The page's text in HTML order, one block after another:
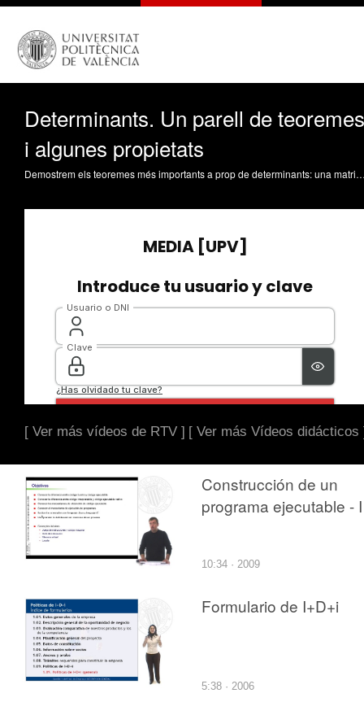
Determinants. Un parell de teoremes
i algunes propietats
Demostrem els teoremes més importants a prop de determinants: una matriu és invertible si i només si el seu determinant és no nul i el determinant del producte és el producte dels determinants. A més a més, provem que el determinant d'una matriu i el de la transposada d'aquesta matriu són iguals i en
[ Ver más vídeos de RTV ] [ Ver más Vídeos didácticos
Construcción de un
programa ejecutable - I
10:34 · 2009
Formulario de I+D+i
5:38 · 2006